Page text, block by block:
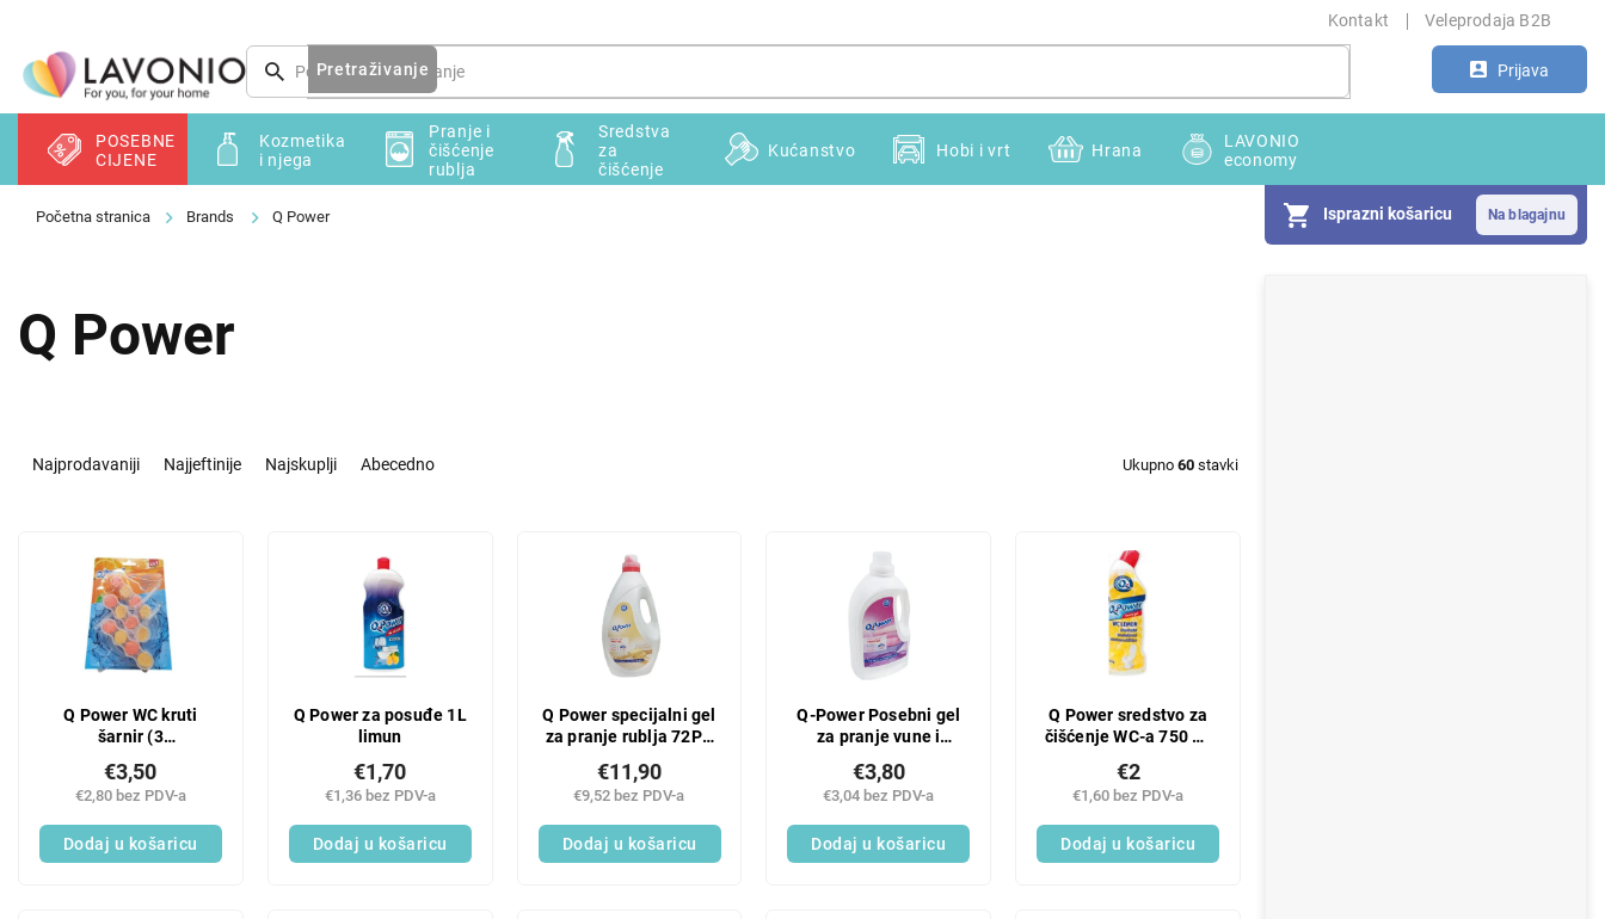
sadržaj
Kontakt Veleprodaja B2B
Prijava
Pretraživanje
Isprazni košaricu
POSEBNE
CIJENE
Kozmetika
i njega
Pranje i
čišćenje
rublja
Sredstva
za
čišćenje
Kućanstvo Hobi i vrt Hrana
LAVONIO
economy
Brands Q Power
Q Power
Najprodavaniji Najjeftinije Najskuplji Abecedno Ukupno 60 stavki
Q Power WC kruti
šarnir (3
citrus
€2,80 bez PDV-a
€3,50
Dodaj u košaricu
Q Power za posuđe 1L
limun
€1,36 bez PDV-a
€1,70
Dodaj u košaricu
Q Power specijalni gel
za pranje rublja 72PD
€9,52 bez PDV-a
€11,90
Dodaj u košaricu
Q-Power Posebni gel
za pranje vune i
PD
€3,04 bez PDV-a
€3,80
Dodaj u košaricu
Q Power sredstvo za
čišćenje WC-a 750 ml
€1,60 bez PDV-a
€2
Dodaj u košaricu